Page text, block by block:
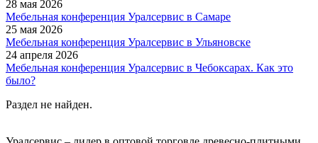
28 мая 2026
Мебельная конференция Уралсервис в Самаре
25 мая 2026
Мебельная конференция Уралсервис в Ульяновске
24 апреля 2026
Мебельная конференция Уралсервис в Чебоксарах. Как это
было?
Раздел не найден.